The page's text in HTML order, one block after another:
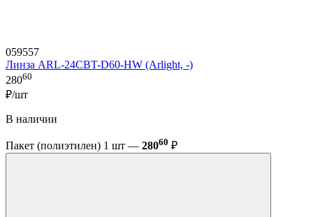
059557
Линза ARL-24CBT-D60-HW (Arlight, -)
28060
₽/шт
В наличии
Пакет (полиэтилен) 1 шт — 28060 ₽